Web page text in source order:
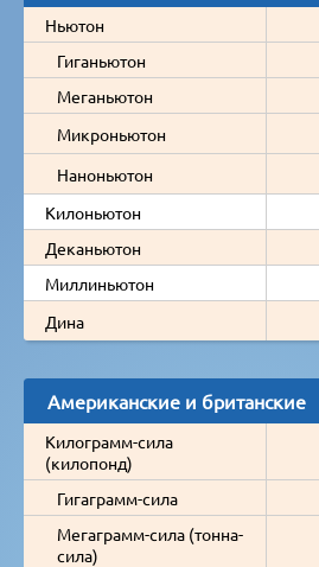
Ньютон
Гиганьютон
Меганьютон
Микроньютон
Наноньютон
Килоньютон
Деканьютон
Миллиньютон
Дина
Американские и британские
Килограмм-сила
(килопонд)
Гигаграмм-сила
Мегаграмм-сила (тонна-
сила)